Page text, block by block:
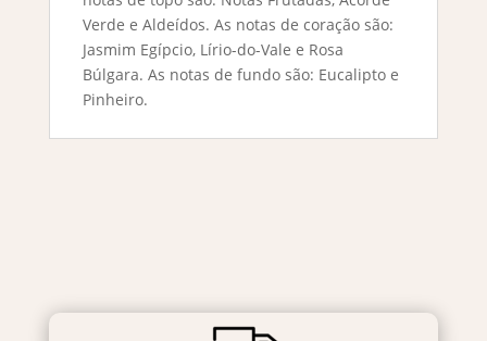
Verde e Aldeídos. As notas de coração são:
Jasmim Egípcio, Lírio-do-Vale e Rosa
Búlgara. As notas de fundo são: Eucalipto e
Pinheiro.